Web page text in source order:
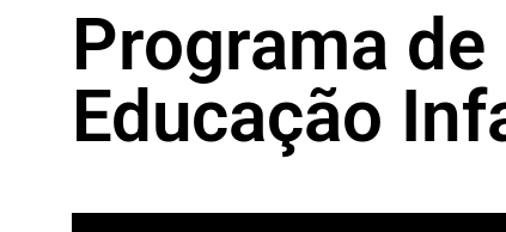
Programa
Educação